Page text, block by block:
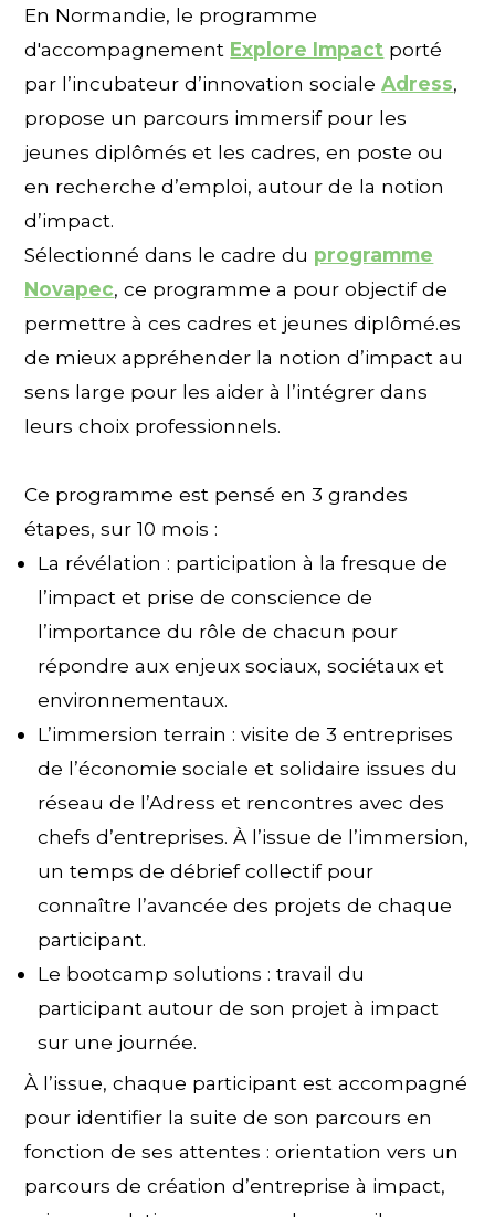
En Normandie, le programme
d'accompagnement Explore Impact porté
par l’incubateur d’innovation socialeAdress,
propose un parcours immersif pour les
jeunes diplômés et les cadres, en poste ou
en recherche d’emploi, autour de la notion
d’impact.
Sélectionné dans le cadre du programme
Novapec, ce programme a pour objectif de
permettre à ces cadres et jeunes diplômé.es
de mieux appréhender la notion d’impact au
sens large pour les aider à l’intégrer dans
leurs choix professionnels.
Ce programme est pensé en 3 grandes
étapes, sur 10 mois :
La révélation : participation à la fresque de
l’impact et prise de conscience de
l’importance du rôle de chacun pour
répondre aux enjeux sociaux, sociétaux et
environnementaux.
L’immersion terrain : visite de 3 entreprises
de l’économie sociale et solidaire issues du
réseau de l’Adress et rencontres avec des
chefs d’entreprises. À l’issue de l’immersion,
un temps de débrief collectif pour
connaître l’avancée des projets de chaque
participant.
Le bootcamp solutions : travail du
participant autour de son projet à impact
sur une journée.
À l’issue, chaque participant est accompagné
pour identifier la suite de son parcours en
fonction de ses attentes : orientation vers un
parcours de création d’entreprise à impact,